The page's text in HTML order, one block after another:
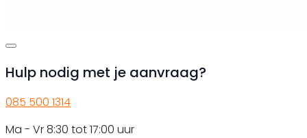
Hulp nodig met je aanvraag?
085 500 1314
Ma - Vr 8:30 tot 17:00 uur